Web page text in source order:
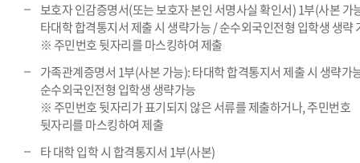
보호자 인감증명서(또는 보호자 본인 서명사실 확인서) 1부(사본 가
타대학 합격통지서 제출 시 생략가능 / 순수외국인전형 입학생 생략
※ 주민번호 뒷자리를 마스킹하여 제출
가족관계증명서 1부(사본 가능): 타대학 합격통지서 제출 시 생략가
순수외국인전형 입학생 생략가능
※ 주민번호 뒷자리가 표기되지 않은 서류를 제출하거나, 주민번호
뒷자리를 마스킹하여 제출
타 대학 입학 시 합격통지서 1부(사본)